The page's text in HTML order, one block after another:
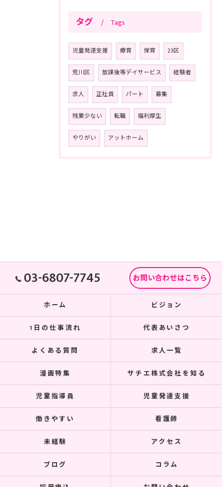
タグ Tags
児童発達支援 療育 保育 23区
荒川区 放課後等デイサービス 経験者
求人 正社員 パート 募集
残業少ない 転職 福利厚生
やりがい アットホーム
03-6807-7745 お問い合わせはこちら
ホーム ビジョン
1日の仕事流れ 代表あいさつ
よくある質問 求人一覧
漫画特集 サチエ株式会社を知る
児童指導員 児童発達支援
働きやすい 看護師
未経験 アクセス
ブログ コラム